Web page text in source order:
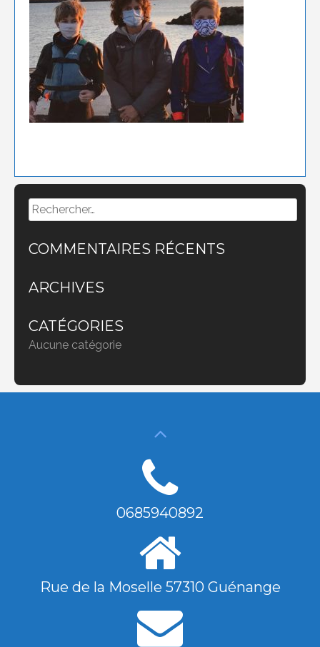
Rechercher :
COMMENTAIRES RÉCENTS
ARCHIVES
CATÉGORIES
Aucune catégorie
0685940892
Rue de la Moselle 57310 Guénange